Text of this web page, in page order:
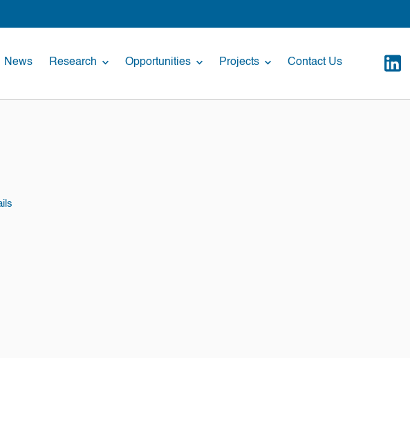
News Research Opportunities Projects Contact Us